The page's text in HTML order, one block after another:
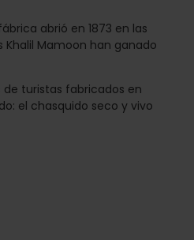
abrió en 1873 en las
Khalil Mamoon han ganado
de turistas fabricados en
el chasquido seco y vivo